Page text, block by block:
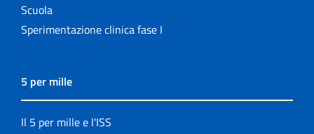
Scuola
Sperimentazione clinica fase I
5 per mille
Il 5 per mille e l'ISS